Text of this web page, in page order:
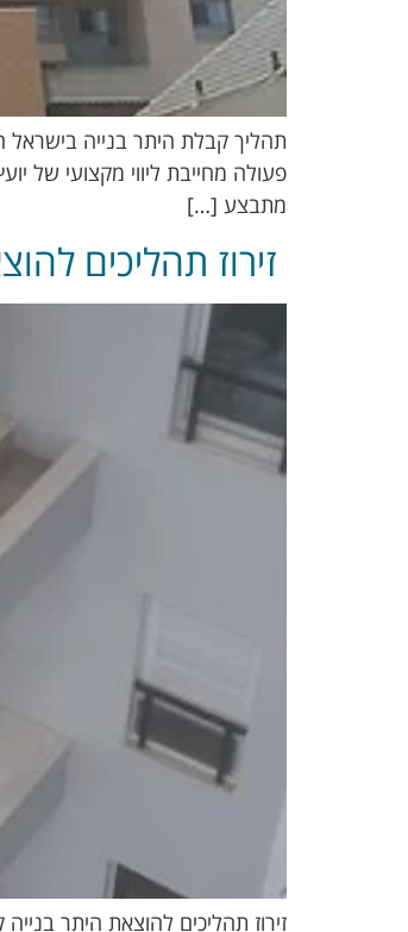
תהליך קבלת היתר בנייה בישראל
פעולה מחייבת ליווי מקצועי של
מתבצע […]
זירוז תהליכים